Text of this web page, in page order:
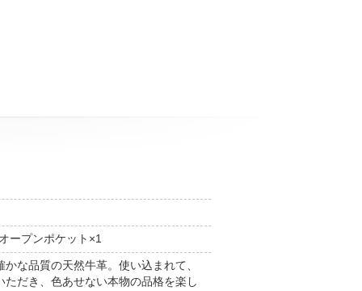
ープンポケット×1
な品質の天然牛革。使い込まれて、
だき、色あせない本物の品格を楽し